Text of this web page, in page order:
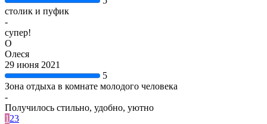
столик и пуфик
-
супер!
О
Олеся
29 июня 2021
5
Зона отдыха в комнате молодого человека
-
Получилось стильно, удобно, уютно
1 23